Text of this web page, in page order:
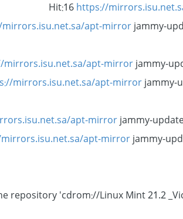
Hit:16https://
apt-mirrorjammy-
mirrors.isu.net.sa/apt-mirrorjammy-
mirrors.isu.net.sa/apt-mirrorjammy-
apt-mirrorjammy-
apt-mirrorjammy-
repository 'cdrom://Linux Mint 21.2